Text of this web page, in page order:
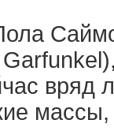
вряд
массы,